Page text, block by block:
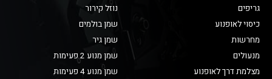
גריפים
כיסוי לאופנוע
מחרשות
מנעולים
מצלמת דרך לאופנוע
נוזל קירור
שמן בולמים
שמן גיר
שמן מנוע 2 פעימות
שמן מנוע 4 פעימות